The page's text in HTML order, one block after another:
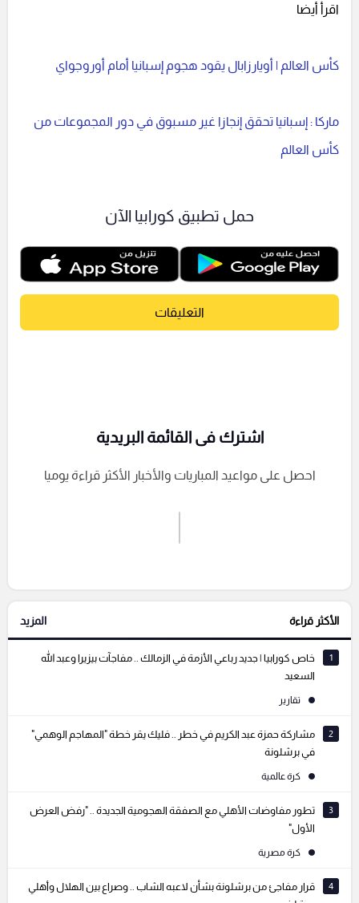
اقرأ أيضا
كأس العالم | أويارزابال يقود هجوم إسبانيا أمام أوروجواي
ماركا : إسبانيا تحقق إنجازا غير مسبوق في دور المجموعات من
كأس العالم
حمل تطبيق كورابيا الآن
التعليقات
إرسال تعليق
التعليقات السابقة
اشترك فى القائمة البريدية
احصل على مواعيد المباريات والأخبار الأكثر قراءة يوميا
الأكثر قراءة المزيد
1
خاص كورابيا | جديد رباعي الأزمة في الزمالك .. مفاجآت بيزيرا وعبد الله
السعيد
تقارير
2
مشاركة حمزة عبد الكريم في خطر .. فليك يقر خطة "المهاجم الوهمي"
في برشلونة
كرة عالمية
3
تطور مفاوضات الأهلي مع الصفقة الهجومية الجديدة .. "رفض العرض
الأول"
كرة مصرية
4
قرار مفاجئ من برشلونة بشأن لاعبه الشاب .. وصراع بين الهلال وأهلي